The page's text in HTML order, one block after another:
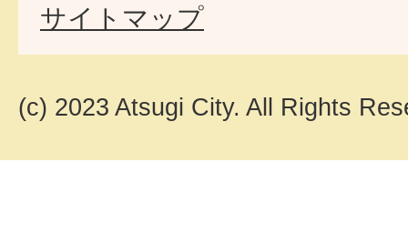
サイトマップ
(c) 2023 Atsugi City. All Rights